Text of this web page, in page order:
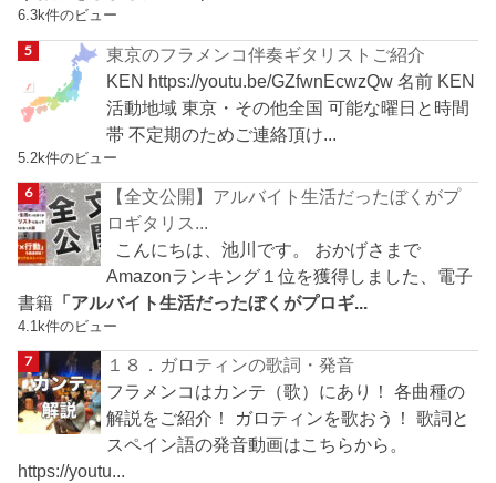
6.3k件のビュー
東京のフラメンコ伴奏ギタリストご紹介
KEN https://youtu.be/GZfwnEcwzQw 名前 KEN
活動地域 東京・その他全国 可能な曜日と時間
帯 不定期のためご連絡頂け...
5.2k件のビュー
【全文公開】アルバイト生活だったぼくがプ
ロギタリス...
こんにちは、池川です。 おかげさまで
Amazonランキング１位を獲得しました、電子
書籍 「アルバイト生活だったぼくがプロギ...
4.1k件のビュー
１８．ガロティンの歌詞・発音
フラメンコはカンテ（歌）にあり！ 各曲種の
解説をご紹介！ ガロティンを歌おう！ 歌詞と
スペイン語の発音動画はこちらから。
https://youtu...